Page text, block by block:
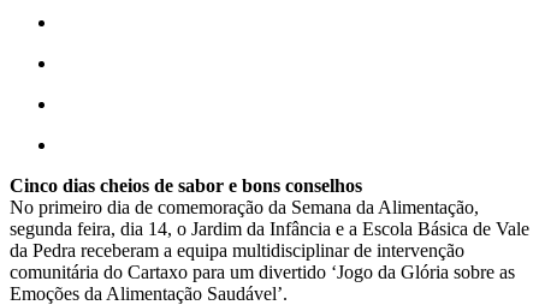
Cinco dias cheios de sabor e bons conselhos
No primeiro dia de comemoração da Semana da Alimentação,
segunda feira, dia 14, o Jardim da Infância e a Escola Básica de Vale
da Pedra receberam a equipa multidisciplinar de intervenção
comunitária do Cartaxo para um divertido ‘Jogo da Glória sobre as
Emoções da Alimentação Saudável’.